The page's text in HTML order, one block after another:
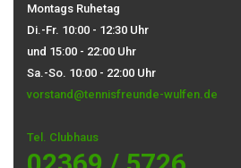
Montags Ruhetag
Di.-Fr. 10:00 - 12:30 Uhr
und 15:00 - 22:00 Uhr
Sa.-So. 10:00 - 22:00 Uhr
vorstand@tennisfreunde-wulfen.de
Tel. Clubhaus